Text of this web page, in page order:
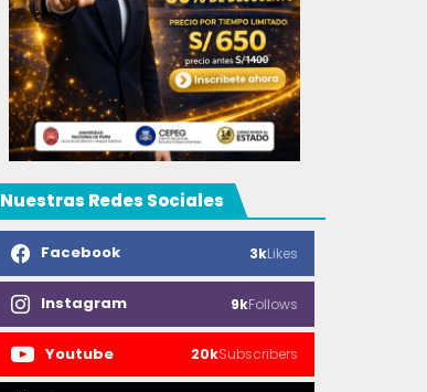
Nuestras Redes Sociales
Facebook 3kLikes
Instagram 9kFollows
Youtube 20kSubscribers